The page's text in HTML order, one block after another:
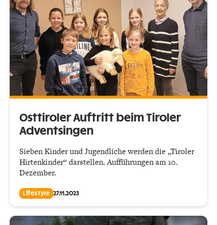
Osttiroler Auftritt beim Tiroler
Adventsingen
Sieben Kinder und Jugendliche werden die „Tiroler
Hirtenkinder“ darstellen. Aufführungen am 10.
Dezember.
Lifestyle 27.11.2023